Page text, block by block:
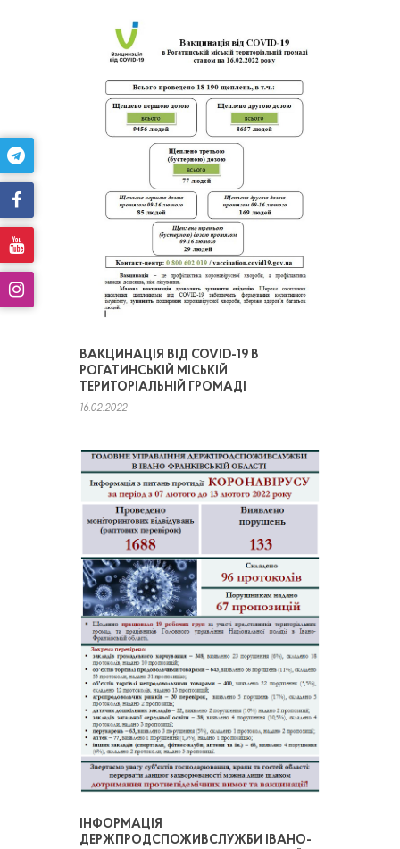
ВАКЦИНАЦІЯ ВІД COVID-19 В
РОГАТИНСЬКІЙ МІСЬКІЙ
ТЕРИТОРІАЛЬНІЙ ГРОМАДІ
16.02.2022
ІНФОРМАЦІЯ
ДЕРЖПРОДСПОЖИВСЛУЖБИ ІВАНО-